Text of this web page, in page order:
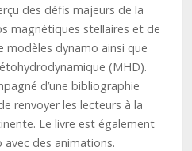
des défis majeurs de la
magnétiques stellaires et de
modèles dynamo ainsi que
(MHD).
d’une bibliographie
renvoyer les lecteurs à la
Le livre est également
avec des animations.